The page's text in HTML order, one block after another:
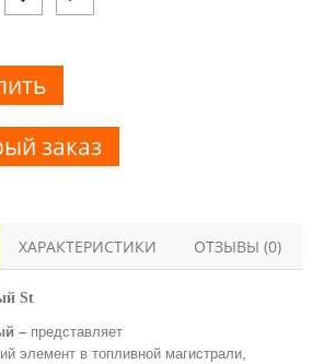
заказ
ХАРАКТЕРИСТИКИ ОТЗЫВЫ (0)
St
– представляет
элемент в топливной магистрали,